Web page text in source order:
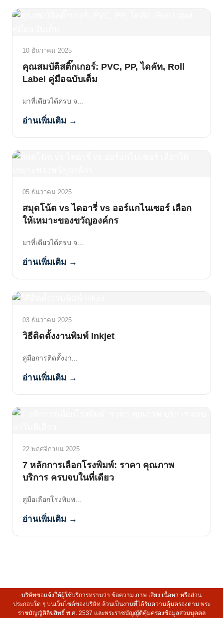
10 ธันวาคม 2025
คุณสมบัติสติ๊กเกอร์: PVC, PP, ไดคัท, Roll
Label คู่มือฉบับเต็ม
มาที่เดียวได้ครบ จ...
อ่านเพิ่มเติม →
05 ธันวาคม 2025
สมุดโน้ต vs ไดอารี่ vs ออร์แกไนเซอร์ เลือก
ให้เหมาะของขวัญองค์กร
มาที่เดียวได้ครบ จ...
อ่านเพิ่มเติม →
03 ธันวาคม 2025
วิธีติดตั้งงานพิมพ์ Inkjet
คู่มือการติดตั้งงา...
อ่านเพิ่มเติม →
22 พฤศจิกายน 2025
7 หลักการเลือกโรงพิมพ์: ราคา คุณภาพ
บริการ ครบจบในที่เดียว
คู่มือเลือกโรงพิมพ...
อ่านเพิ่มเติม →
บริษัทขอแจ้งให้ผู้ใช้บริการทราบว่า ข้อความ ภาพ เสียง เนื้อหา หรือส่วน
ประกอบใด ๆ บนเว็บไซต์ของบริษัท ล้วนเป็นงานที่ได้รับความคุ้มครองตาม พระ
ราชบัญญัติลิขสิทธิ์ พ.ศ. 2537 และพระราชบัญญัติคุ้มครองข้อมูลส่วนบุคคล